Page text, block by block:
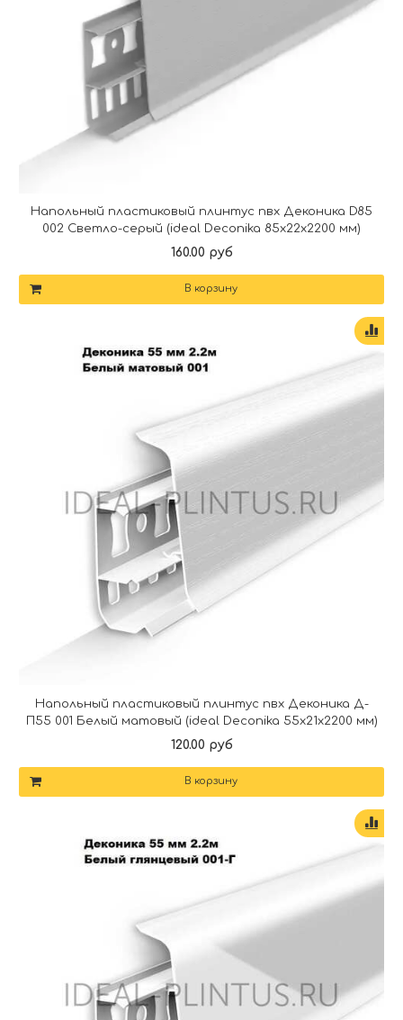
Напольный пластиковый плинтус пвх Деконика D85
002 Светло-серый (ideal Deconika 85х22х2200 мм)
160.00 руб
В корзину
Напольный пластиковый плинтус пвх Деконика Д-
П55 001 Белый матовый (ideal Deconika 55х21х2200 мм)
120.00 руб
В корзину